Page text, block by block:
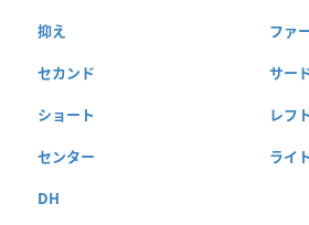
抑え ファ
セカンド サー
ショート レフト
センター ライト
DH